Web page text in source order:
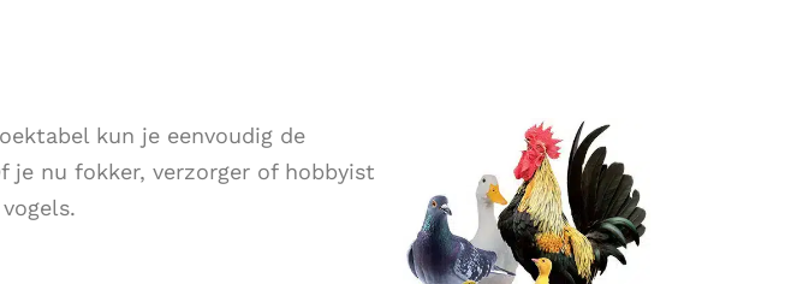
kun je eenvoudig de
je nu fokker, verzorger of hobbyist